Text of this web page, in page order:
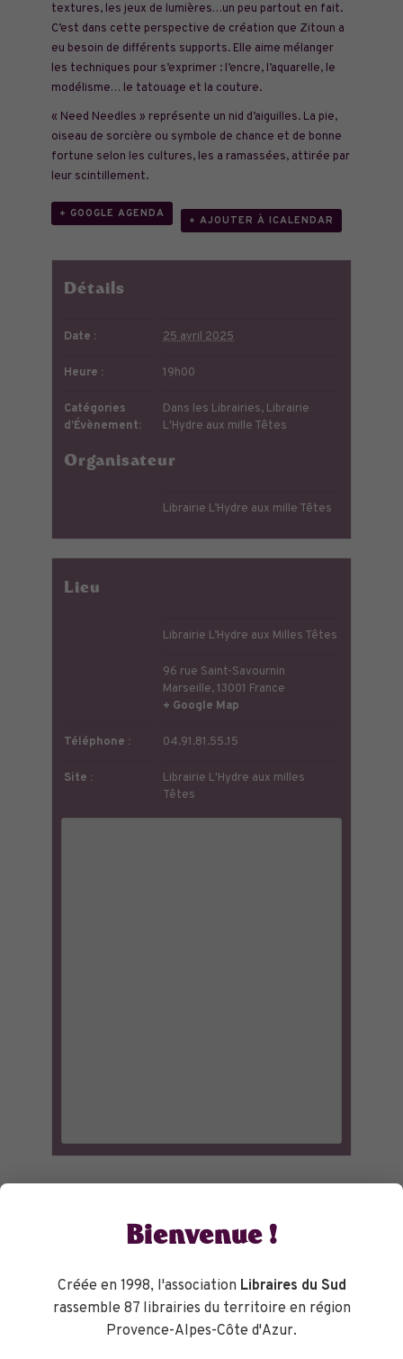
textures, les jeux de lumières…un peu partout en fait.
C’est dans cette perspective de création que Zitoun a
eu besoin de différents supports. Elle aime mélanger
les techniques pour s’exprimer : l’encre, l’aquarelle, le
modélisme… le tatouage et la couture.
« Need Needles » représente un nid d’aiguilles. La pie,
oiseau de sorcière ou symbole de chance et de bonne
fortune selon les cultures, les a ramassées, attirée par
leur scintillement.
+ GOOGLE AGENDA
+ AJOUTER À ICALENDAR
Détails
Date : 25 avril 2025
Heure : 19h00
Catégories
d’Évènement:
Dans les Librairies, Librairie
L'Hydre aux mille Têtes
Organisateur
Librairie L’Hydre aux mille Têtes
Lieu
Librairie L’Hydre aux Milles Têtes
96 rue Saint-Savournin
Marseille,13001 France
+ Google Map
Téléphone : 04.91.81.55.15
Site :
Librairie L'Hydre aux milles
Têtes
Bienvenue !
Créée en 1998, l'association Libraires du Sud
rassemble 87 librairies du territoire en région
Provence-Alpes-Côte d'Azur.